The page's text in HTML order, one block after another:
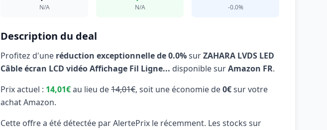
N/A N/A -0.0%
Description du deal
Profitez d'une réduction exceptionnelle de 0.0%surZAHARA LVDS LED
Câble écran LCD vidéo Affichage Fil Ligne... disponible surAmazon FR.
Prix actuel : 14,01€au lieu de14,01€, soit une économie de0€sur votre
achat Amazon.
Cette offre a été détectée par AlertePrix le récemment. Les stocks sur